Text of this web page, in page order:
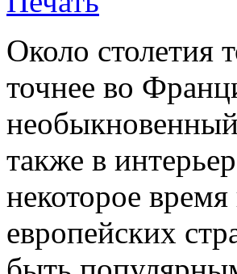
Около столетия
точнее во
необыкновенный
также в
некоторое
европейских